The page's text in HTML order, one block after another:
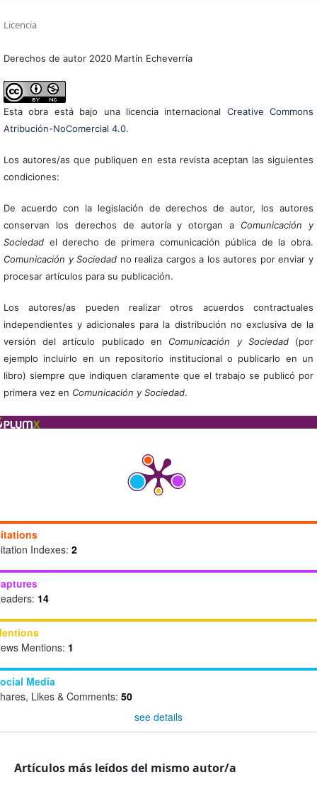
Licencia
Derechos de autor 2020 Martín Echeverría
Esta obra está bajo una licencia internacional Creative Commons
Atribución-NoComercial 4.0.
Los autores/as que publiquen en esta revista aceptan las siguientes
condiciones:
De acuerdo con la legislación de derechos de autor, los autores
conservan los derechos de autoría y otorgan a Comunicación y
Sociedadel derecho de primera comunicación pública de la obra.
Comunicación y Sociedad no realiza cargos a los autores por enviar y
procesar artículos para su publicación.
Los autores/as pueden realizar otros acuerdos contractuales
independientes y adicionales para la distribución no exclusiva de la
versión del artículo publicado en Comunicación y Sociedad(por
ejemplo incluirlo en un repositorio institucional o publicarlo en un
libro) siempre que indiquen claramente que el trabajo se publicó por
primera vez en Comunicación y Sociedad.
Indexes: 2
14
Mentions: 1
Media
Likes & Comments: 50
see details
Artículos más leídos del mismo autor/a